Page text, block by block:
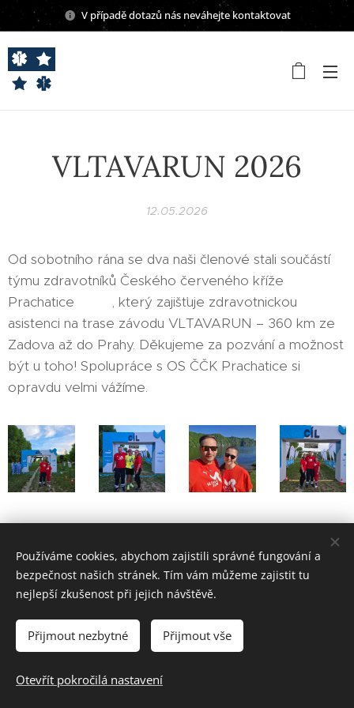
V případě dotazů nás neváhejte kontaktovat
VLTAVARUN 2026
12.05.2026
Od sobotního rána se dva naši členové stali součástí
týmu zdravotníků Českého červeného kříže
Prachatice ❤️‍⚕️, který zajišťuje zdravotnickou
asistenci na trase závodu VLTAVARUN – 360 km ze
Zadova až do Prahy. Děkujeme za pozvání a možnost
být u toho! Spolupráce s OS ČČK Prachatice si
opravdu velmi vážíme.
HVĚZDY ŽIVOTA z.s., Úzká 3, 417 31 Novosedlice, tel.: 608 306
259
Jiří Herlitze (správce webu)
Používáme cookies, abychom zajistili správné fungování a
bezpečnost našich stránek. Tím vám můžeme zajistit tu
nejlepší zkušenost při jejich návštěvě.
Přijmout nezbytné Přijmout vše
Otevřít pokročilá nastavení